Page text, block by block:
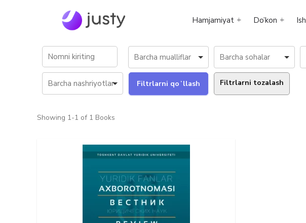
Hamjamiyat Do’kon Ish
Filtrlarni tozalash
Showing 1-1 of 1 Books